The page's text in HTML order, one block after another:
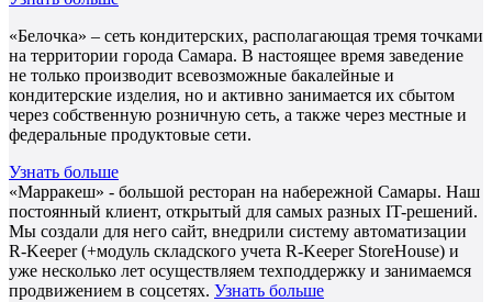
«Белочка» – сеть кондитерских, располагающая тремя точками
на территории города Самара. В настоящее время заведение
не только производит всевозможные бакалейные и
кондитерские изделия, но и активно занимается их сбытом
через собственную розничную сеть, а также через местные и
федеральные продуктовые сети.
Узнать больше
«Марракеш» - большой ресторан на набережной Самары. Наш
постоянный клиент, открытый для самых разных IT-решений.
Мы создали для него сайт, внедрили систему автоматизации
R-Keeper (+модуль складского учета R-Keeper StoreHouse) и
уже несколько лет осуществляем техподдержку и занимаемся
продвижением в соцсетях. Узнать больше